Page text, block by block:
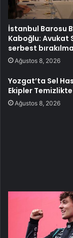
İstanbul Barosu
Kaboğlu: Avukat
serbest
Ağustos 8, 2026
Yozgat’ta Sel
Ekipler Temizlikte
Ağustos 8, 2026